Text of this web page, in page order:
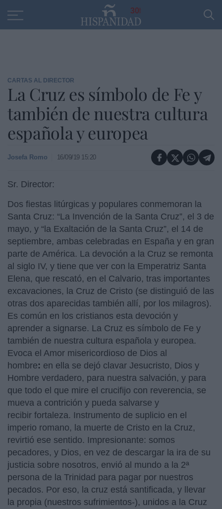
30
CARTAS AL DIRECTOR
La Cruz es símbolo de Fe y
también de nuestra cultura
española y europea
Josefa Romo 16/09/19 15:20
Sr. Director:
Dos fiestas litúrgicas y populares conmemoran la
Santa Cruz: “La Invención de la Santa Cruz”, el 3 de
mayo, y “la Exaltación de la Santa Cruz”, el 14 de
septiembre, ambas celebradas en España y en gran
parte de América. La devoción a la Cruz se remonta
al siglo IV, y tiene que ver con la Emperatriz Santa
Elena, que rescató, en el Calvario, tras importantes
excavaciones, la Cruz de Cristo (se distinguió de las
otras dos aparecidas también allí, por los milagros).
Es común en los cristianos esta devoción y
aprender a signarse. La Cruz es símbolo de Fe y
también de nuestra cultura española y europea.
Evoca el Amor misericordioso de Dios al
hombre: en ella se dejó clavar Jesucristo, Dios y
Hombre verdadero, para nuestra salvación, y para
que todo el que mire el crucifijo con reverencia, se
mueva a contrición y pueda salvarse y
recibir fortaleza. Instrumento de suplicio en el
imperio romano, la muerte de Cristo en la Cruz,
revirtió ese sentido. Impresionante: somos
pecadores, y Dios, en vez de descargar la ira de su
justicia sobre nosotros, envió al mundo a la 2ª
persona de la Trinidad para pagar por nuestros
pecados. Por eso, la cruz está santificada, y llevar
la propia (nuestros sufrimientos-), unidos a la Cruz